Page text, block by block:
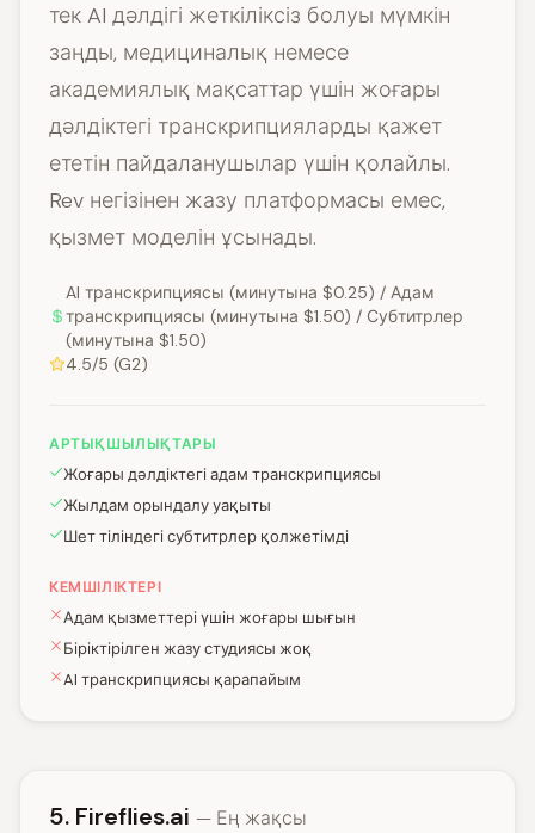
тек AI дәлдігі жеткіліксіз болуы мүмкін
заңды, медициналық немесе
академиялық мақсаттар үшін жоғары
дәлдіктегі транскрипцияларды қажет
ететін пайдаланушылар үшін қолайлы.
Rev негізінен жазу платформасы емес,
қызмет моделін ұсынады.
AI транскрипциясы (минутына $0.25) / Адам
транскрипциясы (минутына $1.50) / Субтитрлер
(минутына $1.50)
4.5/5 (G2)
АРТЫҚШЫЛЫҚТАРЫ
Жоғары дәлдіктегі адам транскрипциясы
Жылдам орындалу уақыты
Шет тіліндегі субтитрлер қолжетімді
КЕМШІЛІКТЕРІ
Адам қызметтері үшін жоғары шығын
Біріктірілген жазу студиясы жоқ
AI транскрипциясы қарапайым
5. Fireflies.ai — Ең жақсы